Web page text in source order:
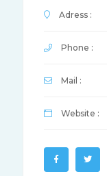
Adress :
Phone :
Mail :
Website :